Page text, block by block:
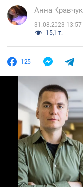
Анна Кравчук
31.08.2023 13:57
15,1 т.
125